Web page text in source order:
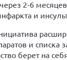
2-6
и
и списка
берет на